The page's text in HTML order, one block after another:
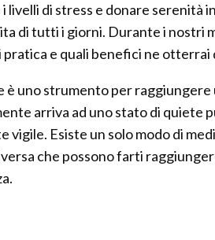
livelli di stress e donare serenità
di tutti i giorni. Durante i nostri
pratica e quali benefici ne
è uno strumento per
arriva ad uno stato di quiete
vigile. Esiste un solo modo di
che possono farti